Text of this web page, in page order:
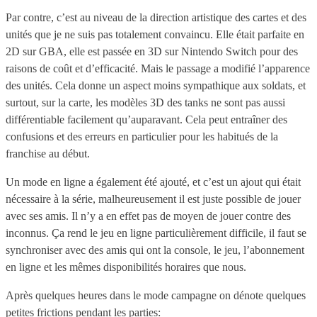
Par contre, c’est au niveau de la direction artistique des cartes et des
unités que je ne suis pas totalement convaincu. Elle était parfaite en
2D sur GBA, elle est passée en 3D sur Nintendo Switch pour des
raisons de coût et d’efficacité. Mais le passage a modifié l’apparence
des unités. Cela donne un aspect moins sympathique aux soldats, et
surtout, sur la carte, les modèles 3D des tanks ne sont pas aussi
différentiable facilement qu’auparavant. Cela peut entraîner des
confusions et des erreurs en particulier pour les habitués de la
franchise au début.
Un mode en ligne a également été ajouté, et c’est un ajout qui était
nécessaire à la série, malheureusement il est juste possible de jouer
avec ses amis. Il n’y a en effet pas de moyen de jouer contre des
inconnus. Ça rend le jeu en ligne particulièrement difficile, il faut se
synchroniser avec des amis qui ont la console, le jeu, l’abonnement
en ligne et les mêmes disponibilités horaires que nous.
Après quelques heures dans le mode campagne on dénote quelques
petites frictions pendant les parties: